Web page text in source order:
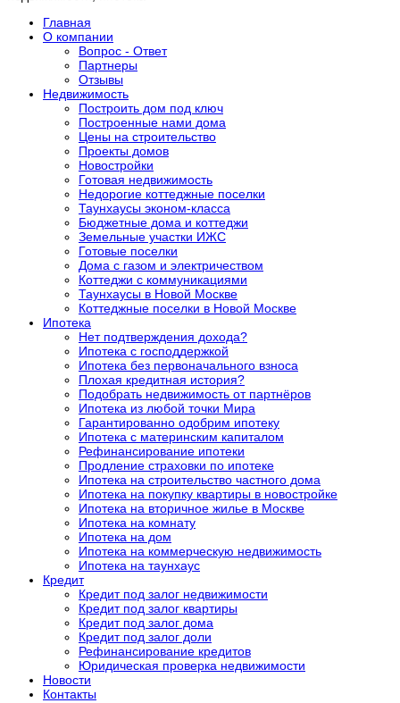
Главная
О компании
Вопрос - Ответ
Партнеры
Отзывы
Недвижимость
Построить дом под ключ
Построенные нами дома
Цены на строительство
Проекты домов
Новостройки
Готовая недвижимость
Недорогие коттеджные поселки
Таунхаусы эконом-класса
Бюджетные дома и коттеджи
Земельные участки ИЖС
Готовые поселки
Дома с газом и электричеством
Коттеджи с коммуникациями
Таунхаусы в Новой Москве
Коттеджные поселки в Новой Москве
Ипотека
Нет подтверждения дохода?
Ипотека с господдержкой
Ипотека без первоначального взноса
Плохая кредитная история?
Подобрать недвижимость от партнёров
Ипотека из любой точки Мира
Гарантированно одобрим ипотеку
Ипотека с материнским капиталом
Рефинансирование ипотеки
Продление страховки по ипотеке
Ипотека на строительство частного дома
Ипотека на покупку квартиры в новостройке
Ипотека на вторичное жилье в Москве
Ипотека на комнату
Ипотека на дом
Ипотека на коммерческую недвижимость
Ипотека на таунхаус
Кредит
Кредит под залог недвижимости
Кредит под залог квартиры
Кредит под залог дома
Кредит под залог доли
Рефинансирование кредитов
Юридическая проверка недвижимости
Новости
Контакты